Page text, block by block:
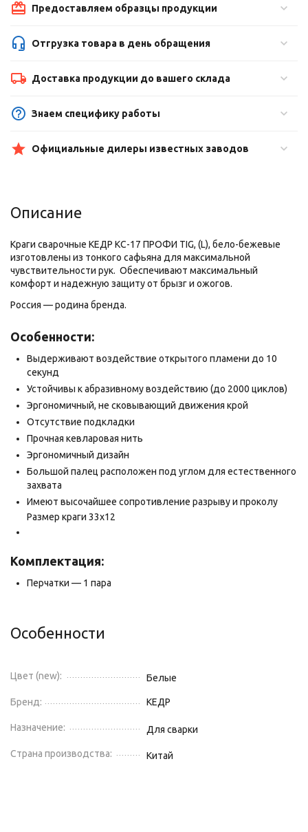
Предоставляем образцы продукции
Отгрузка товара в день обращения
Доставка продукции до вашего склада
Знаем специфику работы
Официальные дилеры известных заводов
Описание
Краги сварочные КЕДP КС-17 ПРОФИ TIG, (L), бело-бежевые
изготовлены из тонкого сафьяна для максимальной
чувствительности рук. Обеспечивают максимальный
комфорт и надежную защиту от брызг и ожогов.
Россия — родина бренда.
Особенности:
Выдерживают воздействие открытого пламени до 10
секунд
Устойчивы к абразивному воздействию (до 2000 циклов)
Эргономичный, не сковывающий движения крой
Отсутствие подкладки
Прочная кевларовая нить
Эргономичный дизайн
Большой палец расположен под углом для естественного
захвата
Имеют высочайшее сопротивление разрыву и проколу
Размер краги 33х12
Комплектация:
Перчатки — 1 пара
Особенности
Цвет (new): Белые
Бренд: КЕДР
Назначение: Для сварки
Страна производства: Китай